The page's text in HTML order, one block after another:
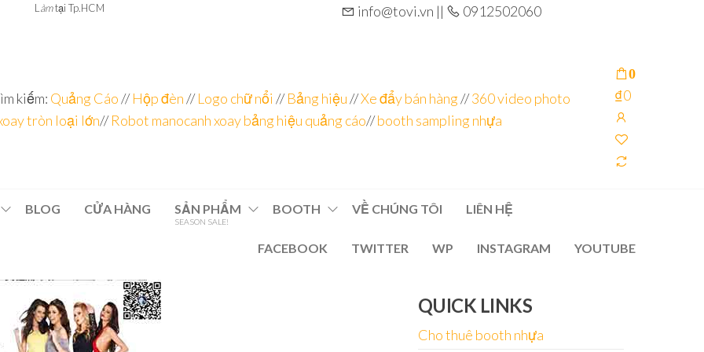
L àmtại Tp.HCM info@tovi.vn || 0912502060
kiếm: Quảng Cáo//Hộp đèn//Logo chữ nổi //Bảng hiệu//Xe đẩy bán hàng//360 video photo
tròn loại lớn//Robot manocanh xoay bảng hiệu quảng cáo//booth sampling nhựa
0
₫0
BLOG CỬA HÀNG SẢN PHẨM
SEASON SALE!
BOOTH VỀ CHÚNG TÔI LIÊN HỆ
FACEBOOK TWITTER WP INSTAGRAM YOUTUBE
QUICK LINKS
Cho thuê booth nhựa